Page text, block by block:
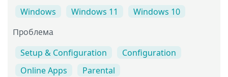
Windows Windows 11 Windows 10
Проблема
Setup & Configuration
Configuration
Online Apps
Parental